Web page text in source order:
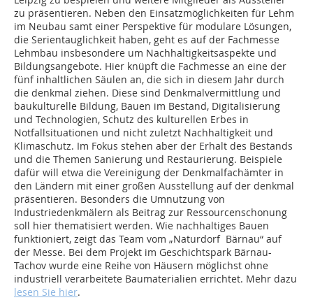
zu präsentieren. Neben den Einsatzmöglichkeiten für Lehm
im Neubau samt einer Perspektive für modulare Lösungen,
die Serientauglichkeit haben, geht es auf der Fachmesse
Lehmbau insbesondere um Nachhaltigkeitsaspekte und
Bildungsangebote. Hier knüpft die Fachmesse an eine der
fünf ­inhaltlichen Säulen an, die sich in diesem Jahr durch
die denkmal ziehen. Diese sind Denkmalvermittlung und
bau­kulturelle Bildung, Bauen im Bestand, Digitalisierung
und Technologien, Schutz des kulturellen Erbes in
Notfallsituationen und nicht zuletzt Nachhaltigkeit und
Klimaschutz. Im Fokus stehen aber der Erhalt des Bestands
und die Themen Sanierung und Restaurierung. Beispiele
dafür will etwa die Vereinigung der Denkmalfachämter in
den Ländern mit einer großen Ausstellung auf der denkmal
präsentieren. Besonders die Umnutzung von
Industriedenkmälern als Beitrag zur Ressourcenschonung
soll hier thematisiert werden. Wie nachhaltiges Bauen
funktioniert, zeigt das Team vom „Naturdorf Bärnau“ auf
der Messe. Bei dem Projekt im Geschichtspark Bärnau-
Tachov wurde eine Reihe von Häusern möglichst ohne
industriell verarbeitete Baumaterialien errichtet. Mehr dazu
lesen Sie hier.